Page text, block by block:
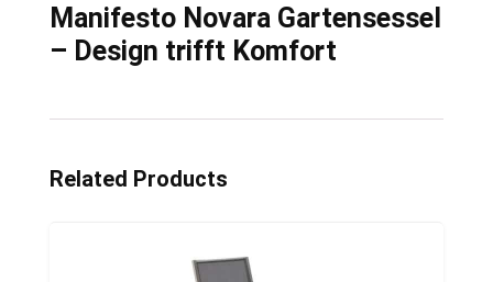
Manifesto Novara Gartensessel
– Design trifft Komfort
Related Products